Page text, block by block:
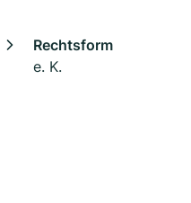
Rechtsform
e. K.